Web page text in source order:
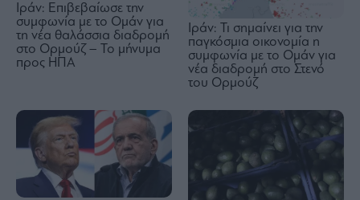
Ιράν: Επιβεβαίωσε την
συμφωνία με το Ομάν για
τη νέα θαλάσσια διαδρομή
στο Ορμούζ – Το μήνυμα
προς ΗΠΑ
Ιράν: Τι σημαίνει για την
παγκόσμια οικονομία η
συμφωνία με το Ομάν για
νέα διαδρομή στο Στενό
του Ορμούζ